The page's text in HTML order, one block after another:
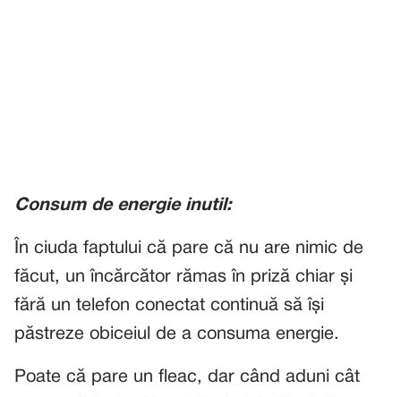
Consum de energie inutil:
În ciuda faptului că pare că nu are nimic de
făcut, un încărcător rămas în priză chiar și
fără un telefon conectat continuă să își
păstreze obiceiul de a consuma energie.
Poate că pare un fleac, dar când aduni cât